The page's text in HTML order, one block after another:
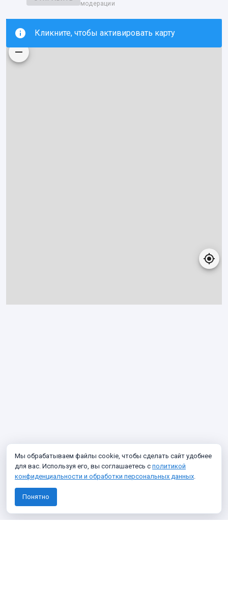
модерации
Кликните, чтобы активировать карту
Мы обрабатываем файлы cookie, чтобы сделать сайт удобнее
для вас. Используя его, вы соглашаетесь с политикой
конфиденциальности и обработки персональных данных.
Понятно